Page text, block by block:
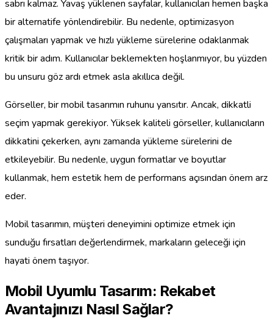
sabrı kalmaz. Yavaş yüklenen sayfalar, kullanıcıları hemen başka
bir alternatife yönlendirebilir. Bu nedenle, optimizasyon
çalışmaları yapmak ve hızlı yükleme sürelerine odaklanmak
kritik bir adım. Kullanıcılar beklemekten hoşlanmıyor, bu yüzden
bu unsuru göz ardı etmek asla akıllıca değil.
Görseller, bir mobil tasarımın ruhunu yansıtır. Ancak, dikkatli
seçim yapmak gerekiyor. Yüksek kaliteli görseller, kullanıcıların
dikkatini çekerken, aynı zamanda yükleme sürelerini de
etkileyebilir. Bu nedenle, uygun formatlar ve boyutlar
kullanmak, hem estetik hem de performans açısından önem arz
eder.
Mobil tasarımın, müşteri deneyimini optimize etmek için
sunduğu fırsatları değerlendirmek, markaların geleceği için
hayati önem taşıyor.
Mobil Uyumlu Tasarım: Rekabet
Avantajınızı Nasıl Sağlar?